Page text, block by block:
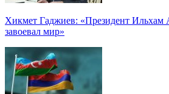
Хикмет Гаджиев: «Президент Ильхам
завоевал мир»